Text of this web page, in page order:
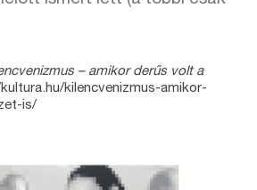
– amikor derűs volt a
kilencvenizmus-amikor-
is/